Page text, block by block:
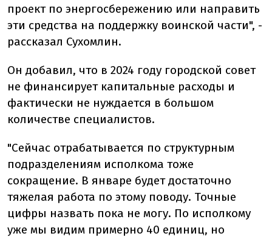
проект по энергосбережению или направить
эти средства на поддержку воинской части", -
рассказал Сухомлин.
Он добавил, что в 2024 году городской совет
не финансирует капитальные расходы и
фактически не нуждается в большом
количестве специалистов.
"Сейчас отрабатывается по структурным
подразделениям исполкома тоже
сокращение. В январе будет достаточно
тяжелая работа по этому поводу. Точные
цифры назвать пока не могу. По исполкому
уже мы видим примерно 40 единиц, но